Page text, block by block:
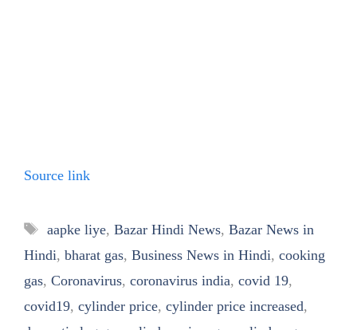
Source link
Tags
aapke liye, Bazar Hindi News, Bazar News in
Hindi, bharat gas, Business News in Hindi, cooking
gas, Coronavirus, coronavirus india, covid 19,
covid19, cylinder price, cylinder price increased,